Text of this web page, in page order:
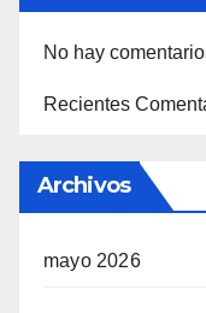
No hay
Recientes
Archivos
mayo 2026